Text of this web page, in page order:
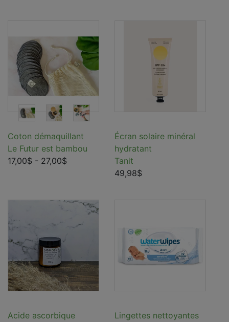
Coton démaquillant
Le Futur est bambou
17,00$ - 27,00$
Écran solaire minéral
hydratant
Tanit
49,98$
Acide ascorbique
Lingettes nettoyantes